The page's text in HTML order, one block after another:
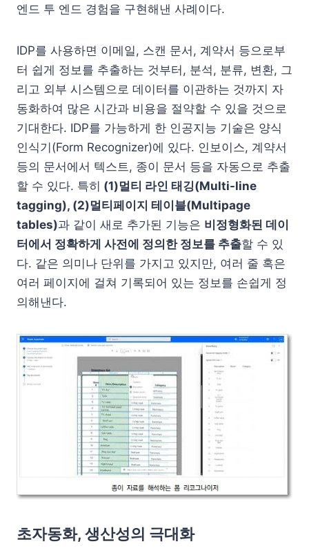
엔드 투 엔드 경험을 구현해낸 사례이다.
IDP를 사용하면 이메일, 스캔 문서, 계약서 등으로부
터 쉽게 정보를 추출하는 것부터, 분석, 분류, 변환, 그
리고 외부 시스템으로 데이터를 이관하는 것까지 자
동화하여 많은 시간과 비용을 절약할 수 있을 것으로
기대한다. IDP를 가능하게 한 인공지능 기술은 양식
인식기(Form Recognizer)에 있다. 인보이스, 계약서
등의 문서에서 텍스트, 종이 문서 등을 자동으로 추출
할 수 있다. 특히 (1)멀티 라인 태깅(Multi-line
tagging), (2)멀티페이지 테이블(Multipage
tables)과 같이 새로 추가된 기능은 비정형화된 데이
터에서 정확하게 사전에 정의한 정보를 추출할 수 있
다. 같은 의미나 단위를 가지고 있지만, 여러 줄 혹은
여러 페이지에 걸쳐 기록되어 있는 정보를 손쉽게 정
의해낸다.
초자동화, 생산성의 극대화